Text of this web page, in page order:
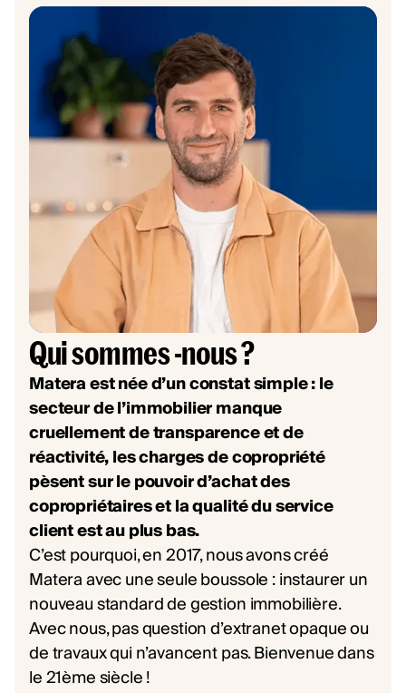
Qui sommes -nous ?
Matera est née d’un constat simple : le
secteur de l’immobilier manque
cruellement de transparence et de
réactivité, les charges de copropriété
pèsent sur le pouvoir d’achat des
copropriétaires et la qualité du service
client est au plus bas.
C’est pourquoi, en 2017, nous avons créé
Matera avec une seule boussole : instaurer un
nouveau standard de gestion immobilière.
Avec nous, pas question d’extranet opaque ou
de travaux qui n’avancent pas. Bienvenue dans
le 21ème siècle !